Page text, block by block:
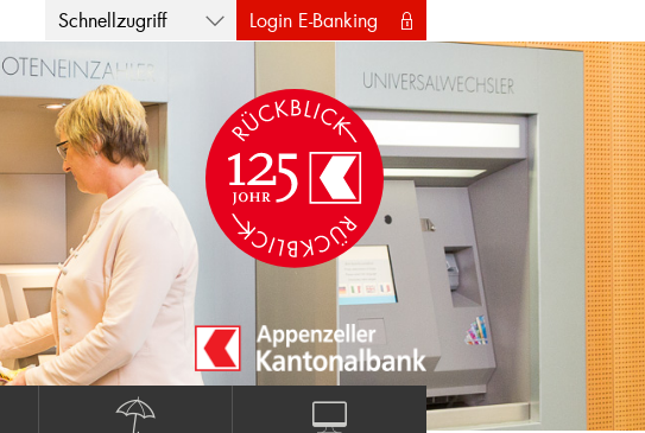
Schnellzugriff Login E-Banking